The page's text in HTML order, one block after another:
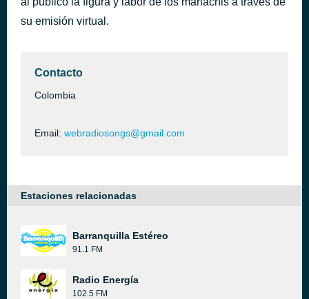
su emisión virtual.
Contacto
Colombia
Email: webradiosongs@gmail.com
Estaciones relacionadas
Barranquilla Estéreo
91.1 FM
Radio Energía
102.5 FM